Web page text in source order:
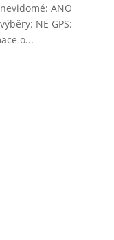
ANO
NE GPS:
o...